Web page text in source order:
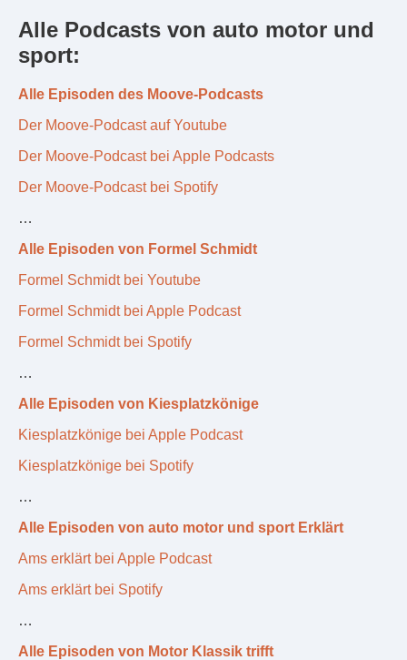
Alle Podcasts von auto motor und
sport:
Alle Episoden des Moove-Podcasts
Der Moove-Podcast auf Youtube
Der Moove-Podcast bei Apple Podcasts
Der Moove-Podcast bei Spotify
…
Alle Episoden von Formel Schmidt
Formel Schmidt bei Youtube
Formel Schmidt bei Apple Podcast
Formel Schmidt bei Spotify
…
Alle Episoden von Kiesplatzkönige
Kiesplatzkönige bei Apple Podcast
Kiesplatzkönige bei Spotify
…
Alle Episoden von auto motor und sport Erklärt
Ams erklärt bei Apple Podcast
Ams erklärt bei Spotify
…
Alle Episoden von Motor Klassik trifft